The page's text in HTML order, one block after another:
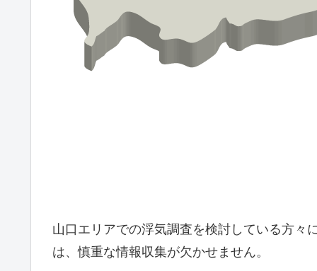
山口エリアでの浮気調査を検討している方々
は、慎重な情報収集が欠かせません。